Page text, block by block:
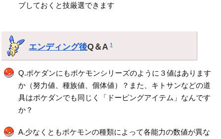
ブしておくと技厳選できます
エンディング後Q＆A†
Q.ポケダンにもポケモンシリーズのように３値はあります
か（努力値、種族値、個体値）？また、キトサンなどの道
具はポケダンでも同じく「ドーピングアイテム」なんです
か？
A.少なくともポケモンの種類によって各能力の数値が異な